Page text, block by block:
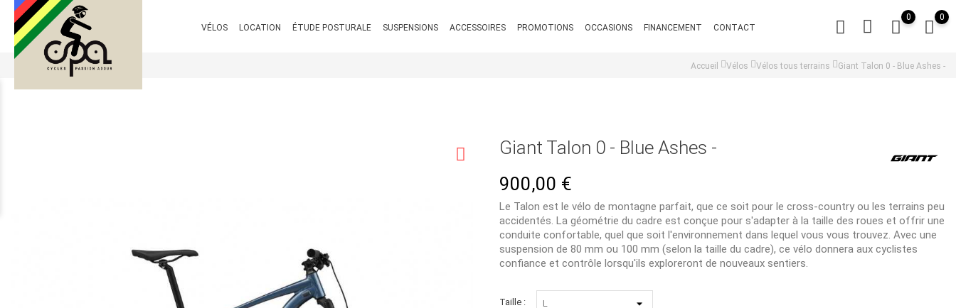
VÉLOS LOCATION ÉTUDE POSTURALE SUSPENSIONS ACCESSOIRES PROMOTIONS OCCASIONS FINANCEMENT CONTACT
0
0
Accueil Vélos Vélos tous terrains Giant Talon 0 - Blue Ashes -
Giant Talon 0 - Blue Ashes -
900,00 €
Le Talon est le vélo de montagne parfait, que ce soit pour le cross-country ou les terrains peu
accidentés. La géométrie du cadre est conçue pour s'adapter à la taille des roues et offrir une
conduite confortable, quel que soit l'environnement dans lequel vous vous trouvez. Avec une
suspension de 80 mm ou 100 mm (selon la taille du cadre), ce vélo donnera aux cyclistes
confiance et contrôle lorsqu'ils exploreront de nouveaux sentiers.
Taille :